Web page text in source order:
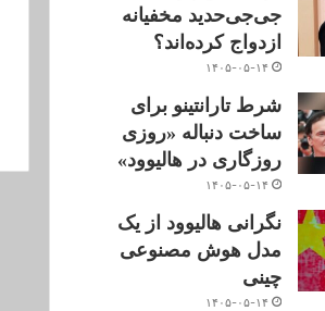
جی‌جی‌حدید مخفیانه
ازدواج کرده‌اند؟
۱۴۰۵-۰۵-۱۴
شرط تارانتینو برای
ساخت دنباله «روزی
روزگاری در هالیوود»
۱۴۰۵-۰۵-۱۴
نگرانی هالیوود از یک
مدل هوش مصنوعی
چینی
۱۴۰۵-۰۵-۱۴